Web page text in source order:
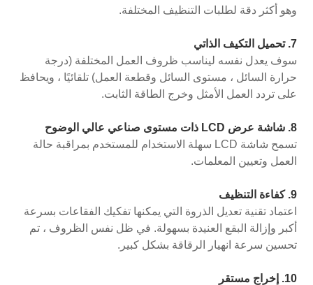
وهو أكثر دقة لطلبات التنظيف المختلفة.
7. تحميل التكيف الذاتي
سوف يعدل نفسه ليناسب ظروف العمل المختلفة (درجة
حرارة السائل ، مستوى السائل وقطعة العمل) تلقائيًا ، ويحافظ
على تردد العمل الأمثل وخرج الطاقة الثابت.
8. شاشة عرض LCD ذات مستوى صناعي عالي الوضوح
تسمح شاشة LCD سهلة الاستخدام للمستخدم بمراقبة حالة
العمل وتعيين المعلمات.
9. كفاءة التنظيف
اعتماد تقنية تعديل الذروة التي يمكنها تفكيك الفقاعات بسرعة
أكبر وإزالة البقع العنيدة بسهولة. في ظل نفس الظروف ، تم
تحسين سرعة انهيار الرقاقة بشكل كبير.
10. إخراج مستقر